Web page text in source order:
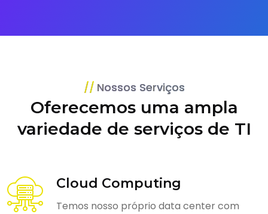
Nossos Serviços
Oferecemos uma ampla
variedade de serviços de TI
Cloud Computing
Temos nosso próprio data center com